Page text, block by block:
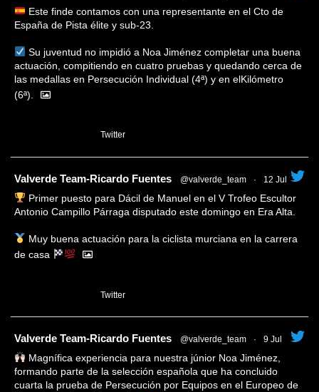
Este finde contamos con una representante en el Cto de
España de Pista élite y sub-23.
Su juventud no impidió a Noa Jiménez completar una buena
actuación, compitiendo en cuatro pruebas y quedando cerca de
las medallas en Persecución Individual (4ª) y en elKilómetro
(6ª).
Twitter
Valverde Team-Ricardo Fuentes @valverde_team · 12 Jul
Primer puesto para Dácil de Manuel en el V Trofeo Escultor
Antonio Campillo Párraga disputado este domingo en Era Alta.
Muy buena actuación para la ciclista murciana en la carrera
de casa
Twitter
Valverde Team-Ricardo Fuentes @valverde_team · 9 Jul
Magnífica experiencia para nuestra júnior Noa Jiménez,
formando parte de la selección española que ha concluido
cuarta la prueba de Persecución por Equipos en el Europeo de